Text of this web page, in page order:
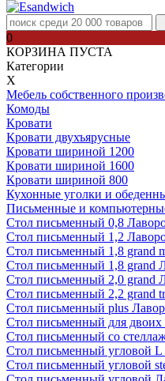
0
КОРЗИНА ПУСТА
Категории
Х
Мебель собственного
Комоды
Кровати
Кровати двухъярусные
Кровати шириной 1200
Кровати шириной 1600
Кровати шириной 800
Кухонные уголки и
Письменные и
Стол письменный 0,8
Стол письменный 1,2
Стол письменный 1,8 grand
Стол письменный 1,8 grand
Стол письменный 2,0 grand
Стол письменный 2,2 grand
Стол письменный plus
Стол письменный для двоих
Стол письменный со
Стол письменный угловой
Стол письменный угловой